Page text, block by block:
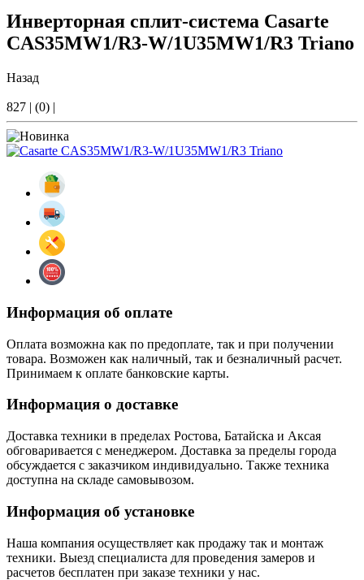
Инверторная сплит-система Casarte
CAS35MW1/R3-W/1U35MW1/R3 Triano
Назад
827 | (0) |
Информация об оплате
Оплата возможна как по предоплате, так и при получении
товара. Возможен как наличный, так и безналичный расчет.
Принимаем к оплате банковские карты.
Информация о доставке
Доставка техники в пределах Ростова, Батайска и Аксая
обговаривается с менеджером. Доставка за пределы города
обсуждается с заказчиком индивидуально. Также техника
доступна на складе самовывозом.
Информация об установке
Наша компания осуществляет как продажу так и монтаж
техники. Выезд специалиста для проведения замеров и
расчетов бесплатен при заказе техники у нас.